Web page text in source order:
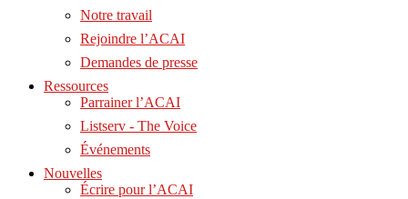
Notre travail
Rejoindre l’ACAI
Demandes de presse
Ressources
Parrainer l’ACAI
Listserv - The Voice
Événements
Nouvelles
Écrire pour l’ACAI